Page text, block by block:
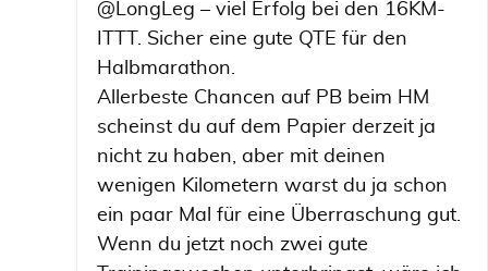
@LongLeg – viel Erfolg bei den 16KM-
ITTT. Sicher eine gute QTE für den
Halbmarathon.
Allerbeste Chancen auf PB beim HM
scheinst du auf dem Papier derzeit ja
nicht zu haben, aber mit deinen
wenigen Kilometern warst du ja schon
ein paar Mal für eine Überraschung gut.
Wenn du jetzt noch zwei gute